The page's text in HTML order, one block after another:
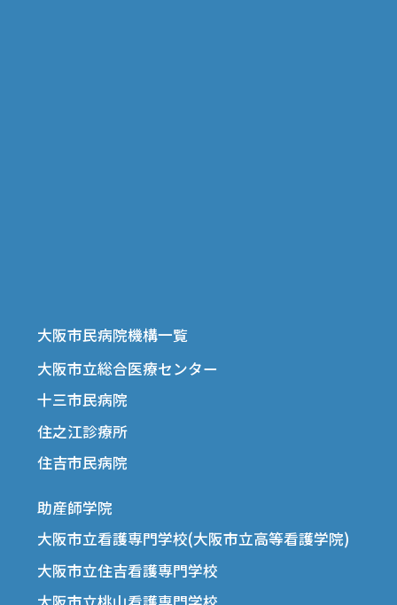
大阪市民病院機構一覧
大阪市立総合医療センター
十三市民病院
住之江診療所
住吉市民病院
助産師学院
大阪市立看護専門学校(大阪市立高等看護学院)
大阪市立住吉看護専門学校